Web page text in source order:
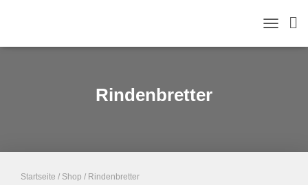
Rindenbretter
Startseite / Shop / Rindenbretter